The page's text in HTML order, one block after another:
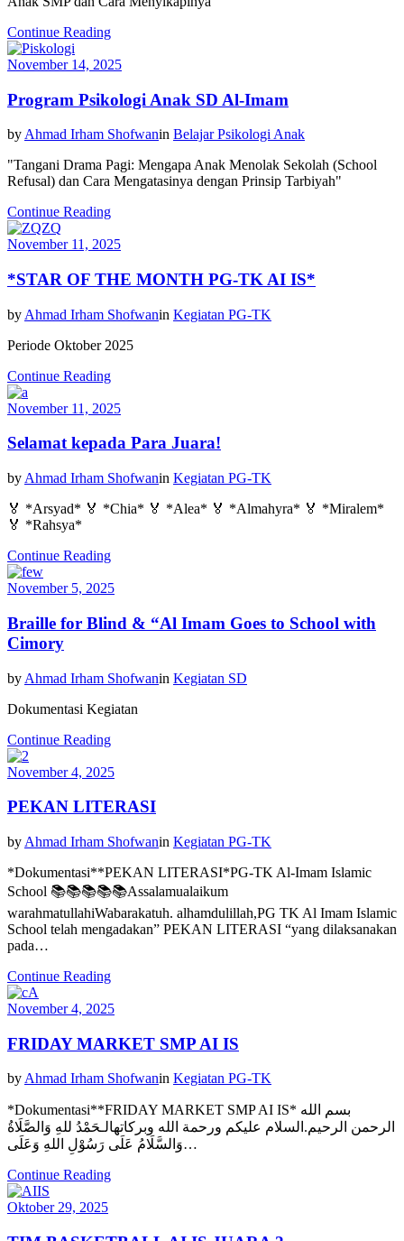
Continue Reading
November 14, 2025
Program Psikologi Anak SD Al-Imam
by Ahmad Irham Shofwanin Belajar Psikologi Anak
"Tangani Drama Pagi: Mengapa Anak Menolak Sekolah (School
Refusal) dan Cara Mengatasinya dengan Prinsip Tarbiyah"
Continue Reading
November 11, 2025
*STAR OF THE MONTH PG-TK AI IS*
by Ahmad Irham Shofwanin Kegiatan PG-TK
Periode Oktober 2025
Continue Reading
November 11, 2025
Selamat kepada Para Juara!
by Ahmad Irham Shofwanin Kegiatan PG-TK
🏅 *Arsyad* 🏅 *Chia* 🏅 *Alea* 🏅 *Almahyra* 🏅 *Miralem*
🏅 *Rahsya*
Continue Reading
November 5, 2025
Braille for Blind & “Al Imam Goes to School with
Cimory
by Ahmad Irham Shofwanin Kegiatan SD
Dokumentasi Kegiatan
Continue Reading
November 4, 2025
PEKAN LITERASI
by Ahmad Irham Shofwanin Kegiatan PG-TK
*Dokumentasi**PEKAN LITERASI*PG-TK Al-Imam Islamic
School 📚📚📚📚📚Assalamualaikum
warahmatullahiWabarakatuh. alhamdulillah,PG TK Al Imam Islamic
School telah mengadakan” PEKAN LITERASI “yang dilaksanakan
pada…
Continue Reading
November 4, 2025
FRIDAY MARKET SMP AI IS
byAhmad Irham Shofwanin Kegiatan PG-TK
*Dokumentasi**FRIDAY MARKET SMP AI IS* بسم الله
الرحمن الرحيم.السلام عليكم ورحمة الله وبركاتهالـحَمْدُ للهِ وَالصَّلَاةُ
وَالسَّلَامُ عَلَى رَسُوْلِ اللهِ وَعَلَى…
Continue Reading
Oktober 29, 2025